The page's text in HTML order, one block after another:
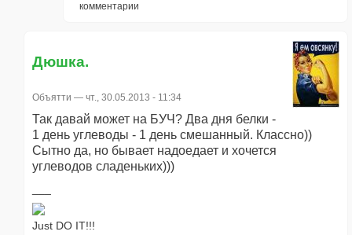
комментарии
Дюшка.
Объятти — чт., 30.05.2013 - 11:34
Так давай может на БУЧ? Два дня белки -
1 день углеводы - 1 день смешанный. Классно))
Сытно да, но бывает надоедает и хочется
углеводов сладеньких)))
Just DO IT!!!